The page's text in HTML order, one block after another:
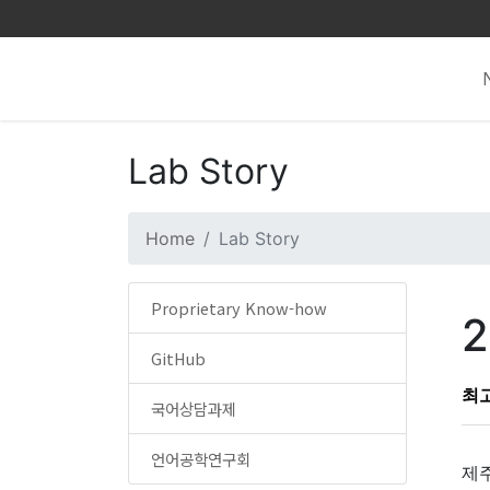
Lab Story
Home Lab Story
Proprietary Know-how
GitHub
국어상담과제
언어공학연구회
최
제